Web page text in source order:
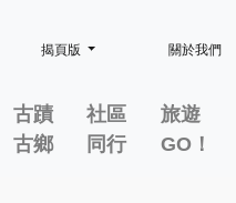
揭頁版 關於我們
古蹟
古鄉
社區
同行
旅遊
GO！